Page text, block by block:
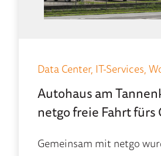
Data Center, IT-Services,
Autohaus am
netgo freie Fahrt fürs
Gemeinsam mit netgo